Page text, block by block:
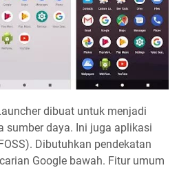
dibuat untuk menjadi
sumber daya. Ini juga aplikasi
Dibutuhkan pendekatan
Google bawah. Fitur umum